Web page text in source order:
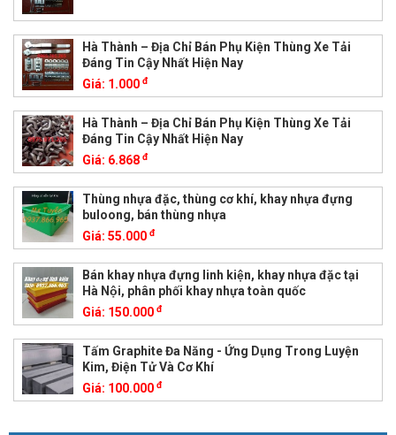
Hà Thành – Địa Chỉ Bán Phụ Kiện Thùng Xe Tải
Đáng Tin Cậy Nhất Hiện Nay
Giá: 1.000 đ
Hà Thành – Địa Chỉ Bán Phụ Kiện Thùng Xe Tải
Đáng Tin Cậy Nhất Hiện Nay
Giá: 6.868 đ
Thùng nhựa đặc, thùng cơ khí, khay nhựa đựng
buloong, bán thùng nhựa
Giá: 55.000 đ
Bán khay nhựa đựng linh kiện, khay nhựa đặc tại
Hà Nội, phân phối khay nhựa toàn quốc
Giá: 150.000 đ
Tấm Graphite Đa Năng - Ứng Dụng Trong Luyện
Kim, Điện Tử Và Cơ Khí
Giá: 100.000 đ